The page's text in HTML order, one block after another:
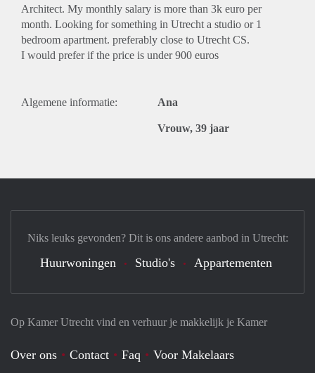
Architect. My monthly salary is more than 3k euro per
month. Looking for something in Utrecht a studio or 1
bedroom apartment. preferably close to Utrecht CS.
I would prefer if the price is under 900 euros
Algemene informatie: Ana
Vrouw, 39 jaar
Op Kamer Utrecht vind en verhuur je makkelijk je Kamer
Over ons Contact Faq Voor Makelaars
Niks leuks gevonden? Dit is ons andere aanbod in Utrecht:
Huurwoningen Studio's Appartementen